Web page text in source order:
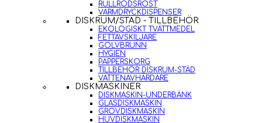
RULLRÖDSROST
VARMDRYCKDISPENSER
DISKRUM/STÄD - TILLBEHÖR
EKOLOGISKT TVÄTTMEDEL
FETTAVSKILJARE
GOLVBRUNN
HYGIEN
PAPPERSKORG
TILLBEHÖR DISKRUM-STÄD
VATTENAVHÄRDARE
DISKMASKINER
DISKMASKIN-UNDERBÄNK
GLASDISKMASKIN
GROVDISKMASKIN
HUVDISKMASKIN